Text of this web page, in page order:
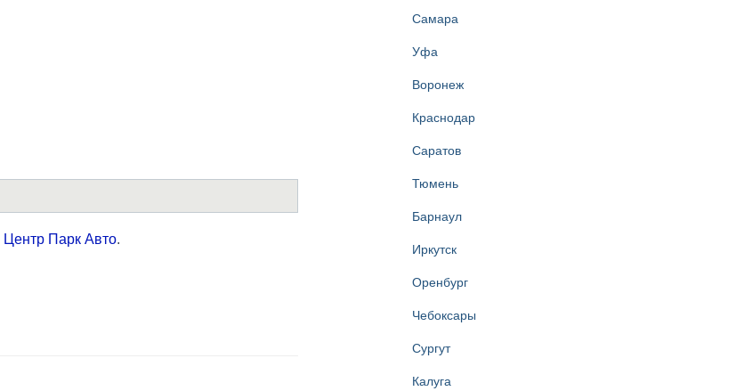
Центр Парк Авто.
Самара
Уфа
Воронеж
Краснодар
Саратов
Тюмень
Барнаул
Иркутск
Оренбург
Чебоксары
Сургут
Калуга